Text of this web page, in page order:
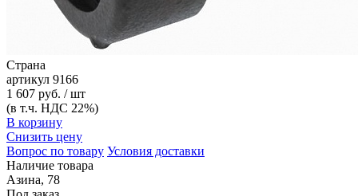
Страна
артикул 9166
1 607 руб. / шт
(в т.ч. НДС 22%)
В корзину
Снизить цену
Вопрос по товару Условия доставки
Наличие товара
Азина, 78